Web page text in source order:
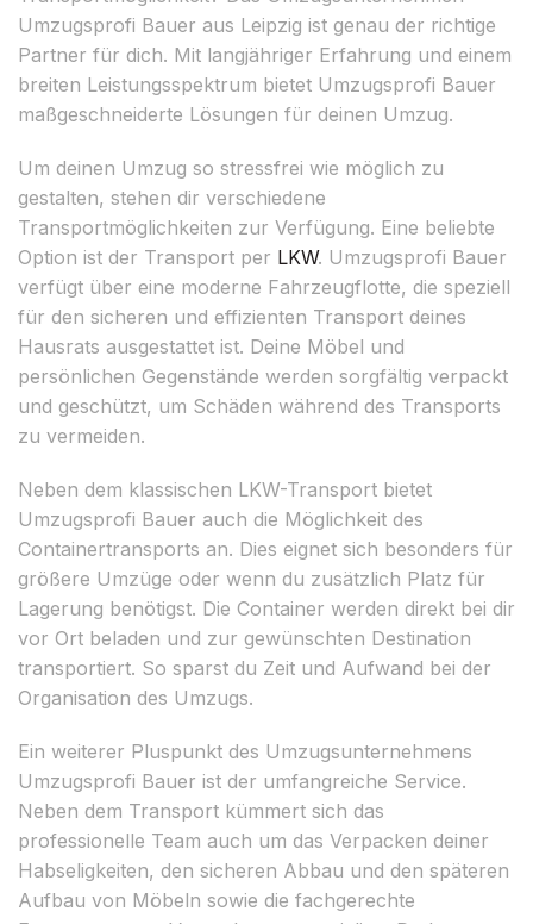
Umzugsprofi Bauer aus Leipzig ist genau der richtige
Partner für dich. Mit langjähriger Erfahrung und einem
breiten Leistungsspektrum bietet Umzugsprofi Bauer
maßgeschneiderte Lösungen für deinen Umzug.
Um deinen Umzug so stressfrei wie möglich zu
gestalten, stehen dir verschiedene
Transportmöglichkeiten zur Verfügung. Eine beliebte
Option ist der Transport per LKW. Umzugsprofi Bauer
verfügt über eine moderne Fahrzeugflotte, die speziell
für den sicheren und effizienten Transport deines
Hausrats ausgestattet ist. Deine Möbel und
persönlichen Gegenstände werden sorgfältig verpackt
und geschützt, um Schäden während des Transports
zu vermeiden.
Neben dem klassischen LKW-Transport bietet
Umzugsprofi Bauer auch die Möglichkeit des
Containertransports an. Dies eignet sich besonders für
größere Umzüge oder wenn du zusätzlich Platz für
Lagerung benötigst. Die Container werden direkt bei dir
vor Ort beladen und zur gewünschten Destination
transportiert. So sparst du Zeit und Aufwand bei der
Organisation des Umzugs.
Ein weiterer Pluspunkt des Umzugsunternehmens
Umzugsprofi Bauer ist der umfangreiche Service.
Neben dem Transport kümmert sich das
professionelle Team auch um das Verpacken deiner
Habseligkeiten, den sicheren Abbau und den späteren
Aufbau von Möbeln sowie die fachgerechte